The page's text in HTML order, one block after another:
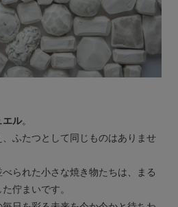
エル。
ふたつとして同じものはありませ
られた小さな焼き物たちは、まる
佇まいです。